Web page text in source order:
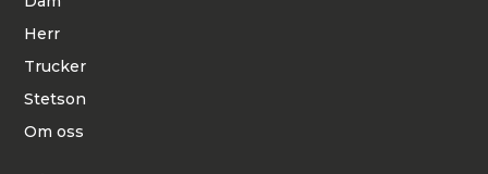
Herr
Trucker
Stetson
Om oss